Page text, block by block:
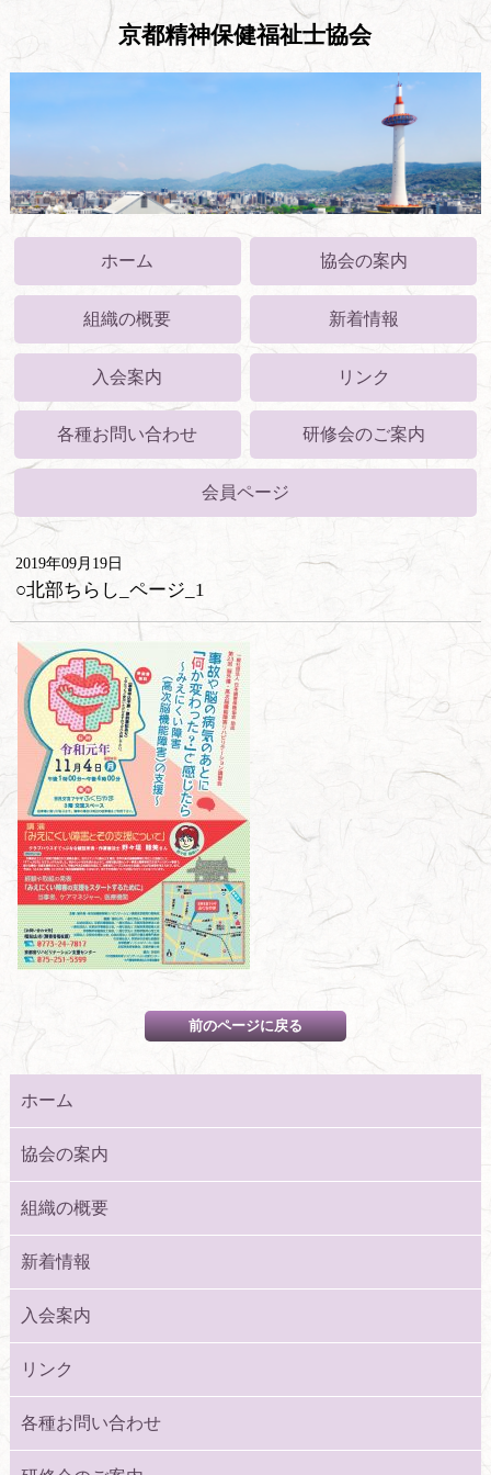
京都精神保健福祉士協会
ホーム 協会の案内
組織の概要 新着情報
入会案内 リンク
各種お問い合わせ 研修会のご案内
会員ページ
2019年09月19日
○北部ちらし_ページ_1
ホーム
協会の案内
組織の概要
新着情報
入会案内
リンク
各種お問い合わせ